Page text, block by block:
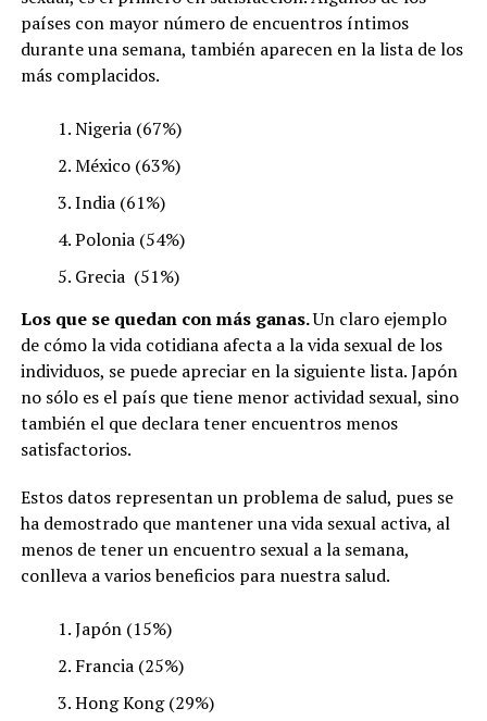
países con mayor número de encuentros íntimos
durante una semana, también aparecen en la lista de los
más complacidos.
Nigeria (67%)
México (63%)
India (61%)
Polonia (54%)
Grecia (51%)
Los que se quedan con más ganas.Un claro ejemplo
de cómo la vida cotidiana afecta a la vida sexual de los
individuos, se puede apreciar en la siguiente lista. Japón
no sólo es el país que tiene menor actividad sexual, sino
también el que declara tener encuentros menos
satisfactorios.
Estos datos representan un problema de salud, pues se
ha demostrado que mantener una vida sexual activa, al
menos de tener un encuentro sexual a la semana,
conlleva a varios beneficios para nuestra salud.
Japón (15%)
Francia (25%)
Hong Kong (29%)